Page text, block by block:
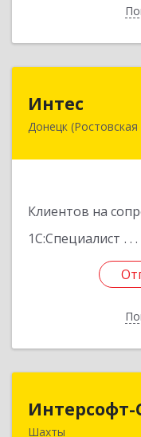
Интес
Донецк
Клиентов на
1С:Специалист
346330,
Интерсофт-
Шахты